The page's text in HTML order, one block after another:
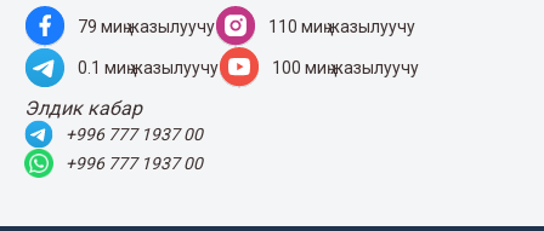
79 миң жазылуучу 110 миң жазылуучу
0.1 миң жазылуучу 100 миң жазылуучу
Элдик кабар
+996 777 1937 00
+996 777 1937 00